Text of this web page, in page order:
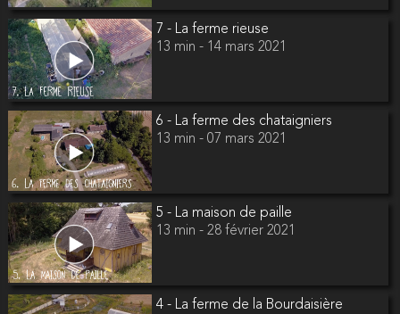
7 - La ferme rieuse
13 min - 14 mars 2021
6 - La ferme des chataigniers
13 min - 07 mars 2021
5 - La maison de paille
13 min - 28 février 2021
4 - La ferme de la Bourdaisière